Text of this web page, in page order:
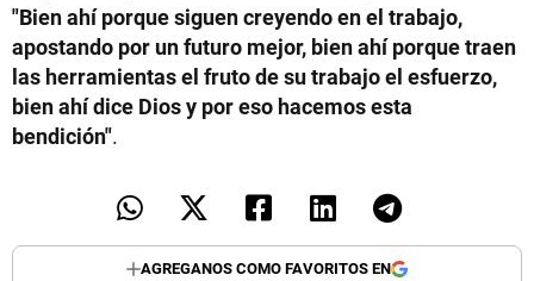
"Bien ahí porque siguen creyendo en el trabajo,
apostando por un futuro mejor, bien ahí porque traen
las herramientas el fruto de su trabajo el esfuerzo,
bien ahí dice Dios y por eso hacemos esta
bendición".
AGREGANOS COMO FAVORITOS EN